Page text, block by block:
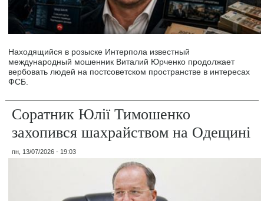
Находящийся в розыске Интерпола известный
международный мошенник Виталий Юрченко продолжает
вербовать людей на постсоветском пространстве в интересах
ФСБ.
Соратник Юлії Тимошенко
захопився шахрайством на Одещині
пн, 13/07/2026 - 19:03